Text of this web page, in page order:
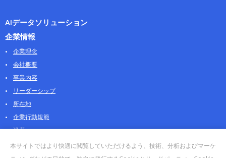
AIデータソリューション
企業情報
企業理念
会社概要
事業内容
リーダーシップ
所在地
企業行動規範
沿革
採用情報
本サイトではより快適に閲覧していただけるよう、技術、分析およびマーケ